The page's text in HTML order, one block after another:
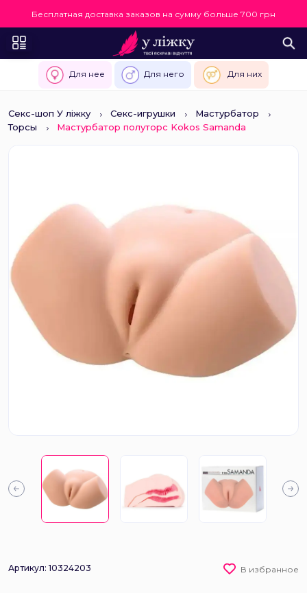
Бесплатная доставка заказов на сумму больше 700 грн
Для нее Для него Для них
Секс-шоп У ліжку Секс-игрушки
Мастурбатор
Торсы
Мастурбатор полуторс Kokos Samanda
Артикул: 10324203 В избранное